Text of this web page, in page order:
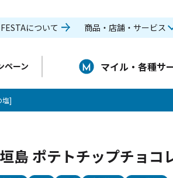
について 商品・店舗・サービス
ペーン マイル・各種サ
塩]
島 ポテトチップチョコ